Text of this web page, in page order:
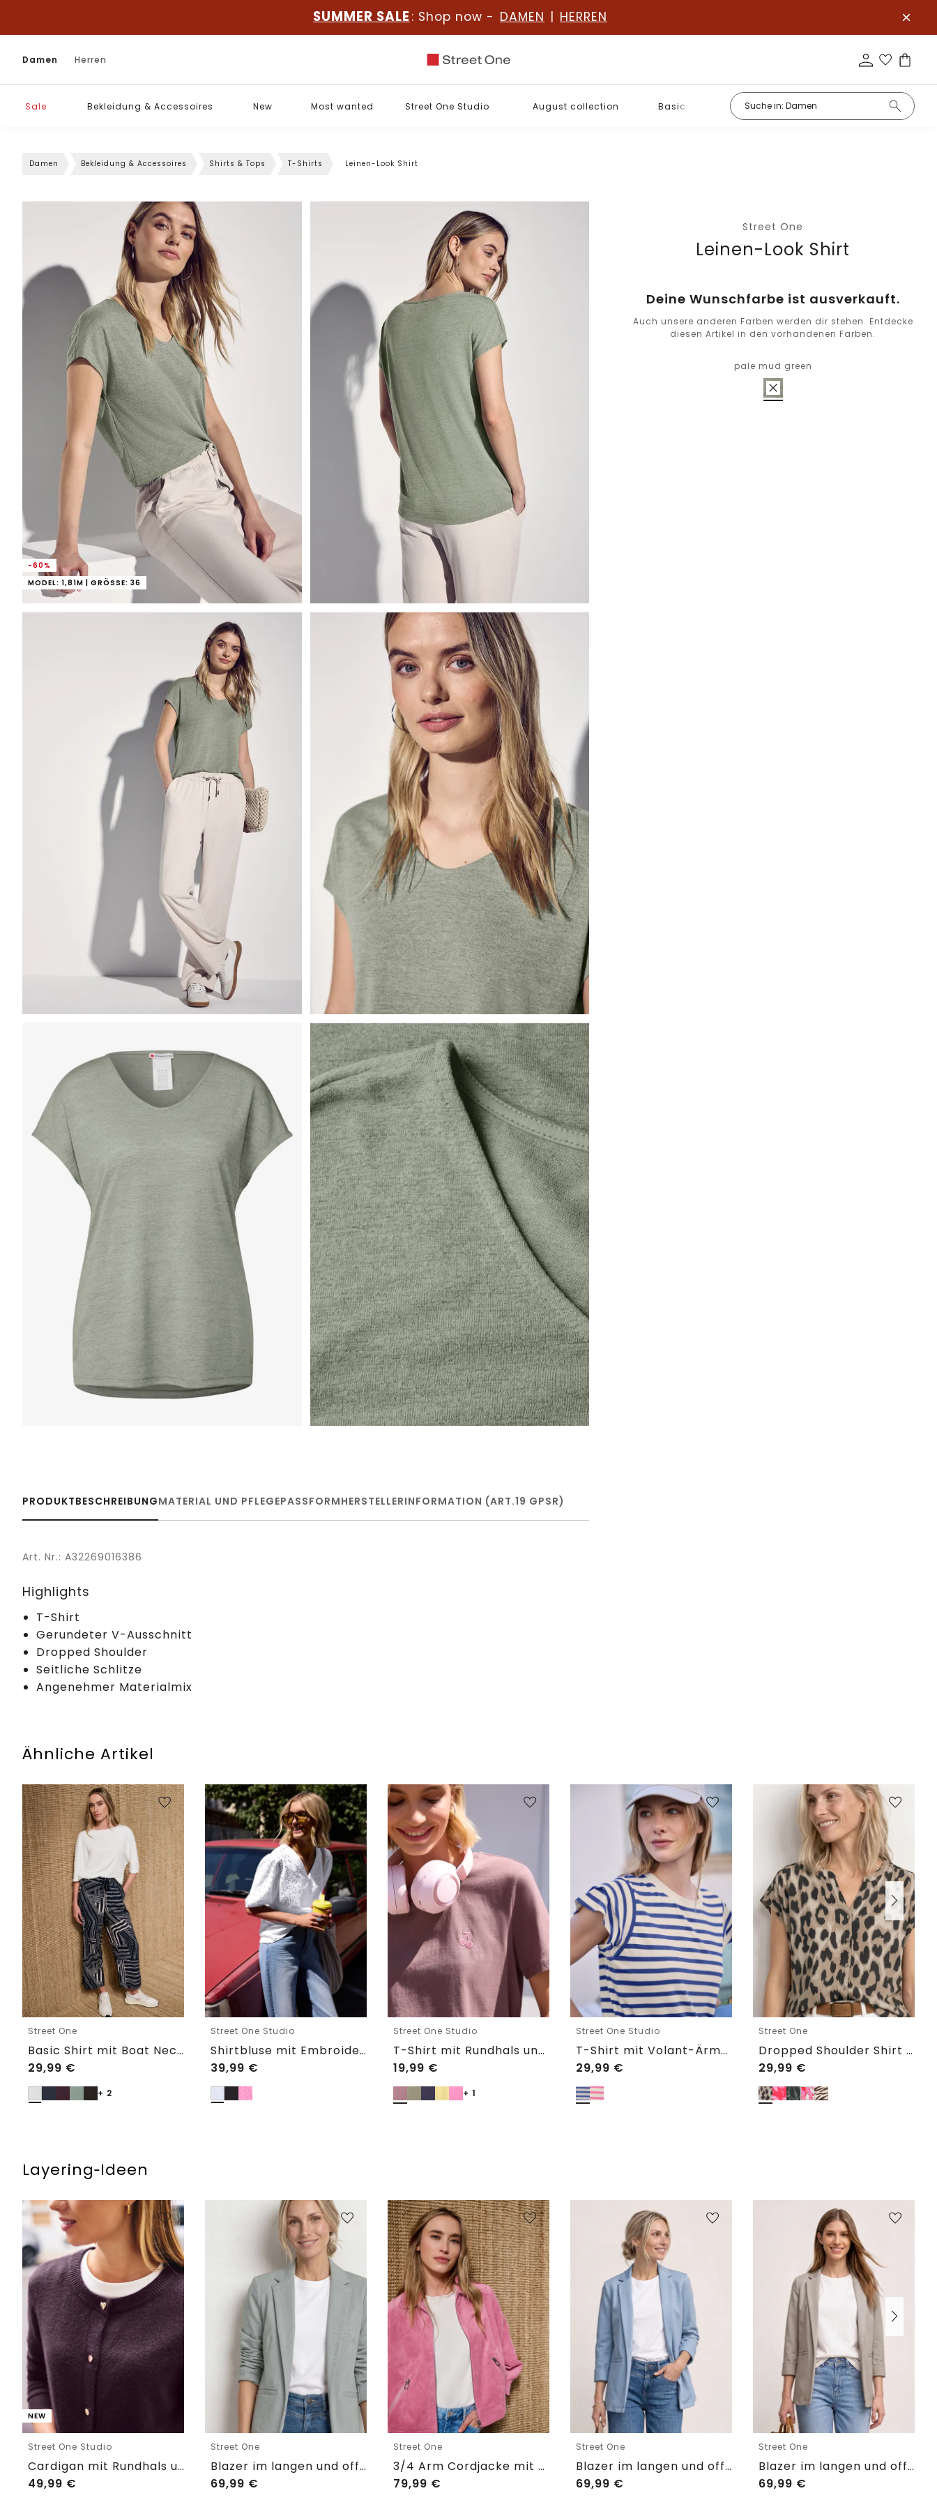
SUMMER SALE : Shop now - DAMEN | HERREN
Damen Herren
Sale Bekleidung & Accessoires New Most wanted Street One Studio August collection Basics
Damen Bekleidung & Accessoires Shirts & Tops T-Shirts Leinen-Look Shirt
-60%
MODEL: 1,81M | GRÖSSE: 36
Street One
Leinen-Look Shirt
Deine Wunschfarbe ist ausverkauft.
Auch unsere anderen Farben werden dir stehen. Entdecke
diesen Artikel in den vorhandenen Farben.
pale mud green
PRODUKTBESCHREIBUNGMATERIAL UND PFLEGEPASSFORMHERSTELLERINFORMATION (ART.19 GPSR)
Art. Nr.: A32269016386
Highlights
T-Shirt
Gerundeter V-Ausschnitt
Dropped Shoulder
Seitliche Schlitze
Angenehmer Materialmix
Ähnliche Artikel
Street One
Basic Shirt mit Boat Neck und Elastikbund
29,99 €
+ 2
Street One Studio
Shirtbluse mit Embroidery-Front
39,99 €
Street One Studio
T-Shirt mit Rundhals und Embroidery-Detail
19,99 €
+ 1
Street One Studio
T-Shirt mit Volant-Ärmeln und Print
29,99 €
Street One
Dropped Shoulder Shirt im Blusen-Look
29,99 €
Layering‑Ideen
NEW
Street One Studio
Cardigan mit Rundhals und Knöpfen
49,99 €
Street One
Blazer im langen und offenen Schnitt
69,99 €
Street One
3/4 Arm Cordjacke mit Hemdkragen
79,99 €
Street One
Blazer im langen und offenen Schnitt
69,99 €
Street One
Blazer im langen und offenen Schnitt
69,99 €